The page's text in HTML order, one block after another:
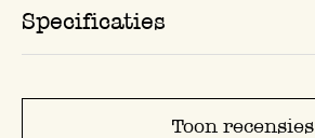
Specificaties
Toon recensies